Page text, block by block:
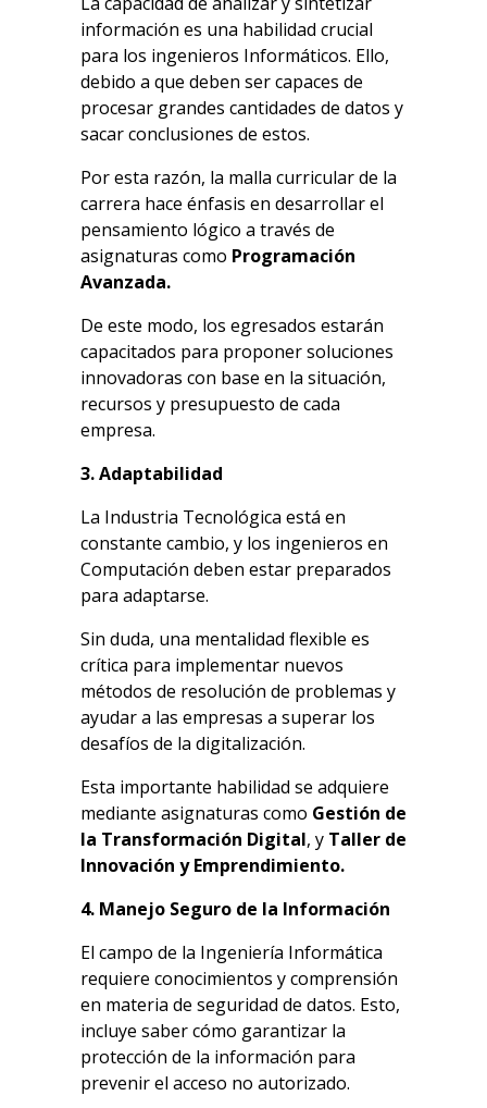
información es una habilidad crucial
para los ingenieros Informáticos. Ello,
debido a que deben ser capaces de
procesar grandes cantidades de datos y
sacar conclusiones de estos.
Por esta razón, la malla curricular de la
carrera hace énfasis en desarrollar el
pensamiento lógico a través de
asignaturas como Programación
Avanzada.
De este modo, los egresados estarán
capacitados para proponer soluciones
innovadoras con base en la situación,
recursos y presupuesto de cada
empresa.
3. Adaptabilidad
La Industria Tecnológica está en
constante cambio, y los ingenieros en
Computación deben estar preparados
para adaptarse.
Sin duda, una mentalidad flexible es
crítica para implementar nuevos
métodos de resolución de problemas y
ayudar a las empresas a superar los
desafíos de la digitalización.
Esta importante habilidad se adquiere
mediante asignaturas como Gestión de
la Transformación Digital, y Taller de
Innovación y Emprendimiento.
4. Manejo Seguro de la Información
El campo de la Ingeniería Informática
requiere conocimientos y comprensión
en materia de seguridad de datos. Esto,
incluye saber cómo garantizar la
protección de la información para
prevenir el acceso no autorizado.